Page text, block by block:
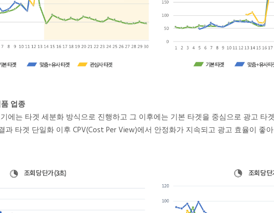
업종
에는 타겟 세분화 방식으로 진행하고 그 이후에는 기본 타겟을 중심으로 광고 타
과 타겟 단일화 이후 CPV(Cost Per View)에서 안정화가 지속되고 광고 효율이 좋